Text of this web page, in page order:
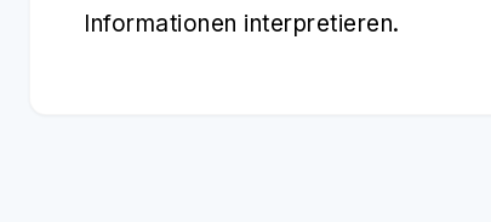
Informationen interpretieren.